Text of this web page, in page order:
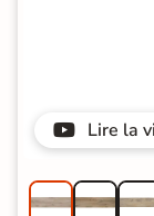
Lire la